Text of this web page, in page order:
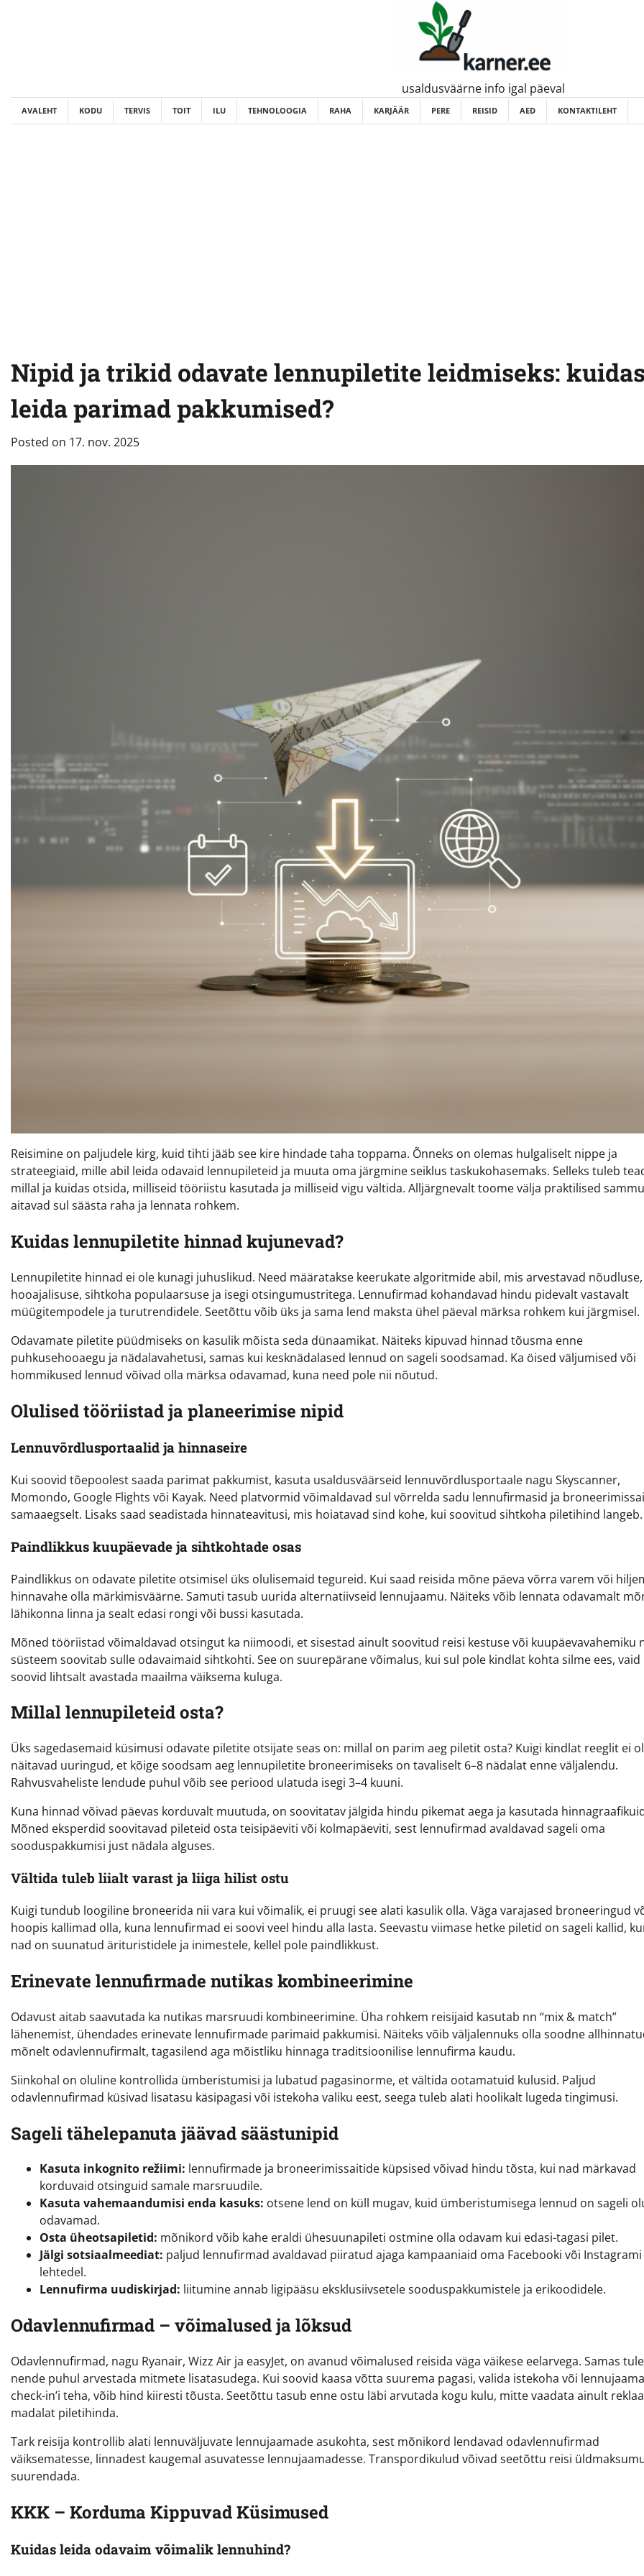
usaldusväärne info igal päeval
AVALEHT KODU TERVIS TOIT ILU TEHNOLOOGIA RAHA KARJÄÄR PERE REISID AED KONTAKTILEHT
Nipid ja trikid odavate lennupiletite leidmiseks: kuidas
leida parimad pakkumised?
Posted on 17. nov. 2025
Reisimine on paljudele kirg, kuid tihti jääb see kire hindade taha toppama. Õnneks on olemas hulgaliselt nippe ja
strateegiaid, mille abil leida odavaid lennupileteid ja muuta oma järgmine seiklus taskukohasemaks. Selleks tuleb
millal ja kuidas otsida, milliseid tööriistu kasutada ja milliseid vigu vältida. Alljärgnevalt toome välja praktilised
aitavad sul säästa raha ja lennata rohkem.
Kuidas lennupiletite hinnad kujunevad?
Lennupiletite hinnad ei ole kunagi juhuslikud. Need määratakse keerukate algoritmide abil, mis arvestavad nõudluse,
hooajalisuse, sihtkoha populaarsuse ja isegi otsingumustritega. Lennufirmad kohandavad hindu pidevalt vastavalt
müügitempodele ja turutrendidele. Seetõttu võib üks ja sama lend maksta ühel päeval märksa rohkem kui järgmisel.
Odavamate piletite püüdmiseks on kasulik mõista seda dünaamikat. Näiteks kipuvad hinnad tõusma enne
puhkusehooaegu ja nädalavahetusi, samas kui kesknädalased lennud on sageli soodsamad. Ka öised väljumised või
hommikused lennud võivad olla märksa odavamad, kuna need pole nii nõutud.
Olulised tööriistad ja planeerimise nipid
Lennuvõrdlusportaalid ja hinnaseire
Kui soovid tõepoolest saada parimat pakkumist, kasuta usaldusväärseid lennuvõrdlusportaale nagu Skyscanner,
Momondo, Google Flights või Kayak. Need platvormid võimaldavad sul võrrelda sadu lennufirmasid ja
samaaegselt. Lisaks saad seadistada hinnateavitusi, mis hoiatavad sind kohe, kui soovitud sihtkoha piletihind langeb.
Paindlikkus kuupäevade ja sihtkohtade osas
Paindlikkus on odavate piletite otsimisel üks olulisemaid tegureid. Kui saad reisida mõne päeva võrra varem või
hinnavahe olla märkimisväärne. Samuti tasub uurida alternatiivseid lennujaamu. Näiteks võib lennata odavamalt
lähikonna linna ja sealt edasi rongi või bussi kasutada.
Mõned tööriistad võimaldavad otsingut ka niimoodi, et sisestad ainult soovitud reisi kestuse või kuupäevavahemiku
süsteem soovitab sulle odavaimaid sihtkohti. See on suurepärane võimalus, kui sul pole kindlat kohta silme ees, vaid
soovid lihtsalt avastada maailma väiksema kuluga.
Millal lennupileteid osta?
Üks sagedasemaid küsimusi odavate piletite otsijate seas on: millal on parim aeg piletit osta? Kuigi kindlat reeglit ei
näitavad uuringud, et kõige soodsam aeg lennupiletite broneerimiseks on tavaliselt 6–8 nädalat enne väljalendu.
Rahvusvaheliste lendude puhul võib see periood ulatuda isegi 3–4 kuuni.
Kuna hinnad võivad päevas korduvalt muutuda, on soovitatav jälgida hindu pikemat aega ja kasutada
Mõned eksperdid soovitavad pileteid osta teisipäeviti või kolmapäeviti, sest lennufirmad avaldavad sageli oma
sooduspakkumisi just nädala alguses.
Vältida tuleb liialt varast ja liiga hilist ostu
Kuigi tundub loogiline broneerida nii vara kui võimalik, ei pruugi see alati kasulik olla. Väga varajased broneeringud
hoopis kallimad olla, kuna lennufirmad ei soovi veel hindu alla lasta. Seevastu viimase hetke piletid on sageli kallid,
nad on suunatud ärituristidele ja inimestele, kellel pole paindlikkust.
Erinevate lennufirmade nutikas kombineerimine
Odavust aitab saavutada ka nutikas marsruudi kombineerimine. Üha rohkem reisijaid kasutab nn “mix & match”
lähenemist, ühendades erinevate lennufirmade parimaid pakkumisi. Näiteks võib väljalennuks olla soodne
mõnelt odavlennufirmalt, tagasilend aga mõistliku hinnaga traditsioonilise lennufirma kaudu.
Siinkohal on oluline kontrollida ümberistumisi ja lubatud pagasinorme, et vältida ootamatuid kulusid. Paljud
odavlennufirmad küsivad lisatasu käsipagasi või istekoha valiku eest, seega tuleb alati hoolikalt lugeda tingimusi.
Sageli tähelepanuta jäävad säästunipid
Kasuta inkognito režiimi: lennufirmade ja broneerimissaitide küpsised võivad hindu tõsta, kui nad märkavad
korduvaid otsinguid samale marsruudile.
Kasuta vahemaandumisi enda kasuks: otsene lend on küll mugav, kuid ümberistumisega lennud on sageli
odavamad.
Osta üheotsapiletid: mõnikord võib kahe eraldi ühesuunapileti ostmine olla odavam kui edasi-tagasi pilet.
Jälgi sotsiaalmeediat: paljud lennufirmad avaldavad piiratud ajaga kampaaniaid oma Facebooki või Instagrami
lehtedel.
Lennufirma uudiskirjad: liitumine annab ligipääsu eksklusiivsetele sooduspakkumistele ja erikoodidele.
Odavlennufirmad – võimalused ja lõksud
Odavlennufirmad, nagu Ryanair, Wizz Air ja easyJet, on avanud võimalused reisida väga väikese eelarvega. Samas
nende puhul arvestada mitmete lisatasudega. Kui soovid kaasa võtta suurema pagasi, valida istekoha või
check-in’i teha, võib hind kiiresti tõusta. Seetõttu tasub enne ostu läbi arvutada kogu kulu, mitte vaadata ainult
madalat piletihinda.
Tark reisija kontrollib alati lennuväljuvate lennujaamade asukohta, sest mõnikord lendavad odavlennufirmad
väiksematesse, linnadest kaugemal asuvatesse lennujaamadesse. Transpordikulud võivad seetõttu reisi
suurendada.
KKK – Korduma Kippuvad Küsimused
Kuidas leida odavaim võimalik lennuhind?